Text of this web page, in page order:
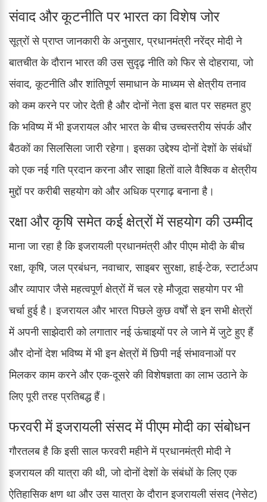
संवाद और कूटनीति पर भारत का विशेष जोर
सूत्रों से प्राप्त जानकारी के अनुसार, प्रधानमंत्री नरेंद्र मोदी ने
बातचीत के दौरान भारत की उस सुदृढ़ नीति को फिर से दोहराया, जो
संवाद, कूटनीति और शांतिपूर्ण समाधान के माध्यम से क्षेत्रीय तनाव
को कम करने पर जोर देती है और दोनों नेता इस बात पर सहमत हुए
कि भविष्य में भी इजरायल और भारत के बीच उच्चस्तरीय संपर्क और
बैठकों का सिलसिला जारी रहेगा। इसका उद्देश्य दोनों देशों के संबंधों
को एक नई गति प्रदान करना और साझा हितों वाले वैश्विक व क्षेत्रीय
मुद्दों पर करीबी सहयोग को और अधिक प्रगाढ़ बनाना है।
रक्षा और कृषि समेत कई क्षेत्रों में सहयोग की उम्मीद
माना जा रहा है कि इजरायली प्रधानमंत्री और पीएम मोदी के बीच
रक्षा, कृषि, जल प्रबंधन, नवाचार, साइबर सुरक्षा, हाई-टेक, स्टार्टअप
और व्यापार जैसे महत्वपूर्ण क्षेत्रों में चल रहे मौजूदा सहयोग पर भी
चर्चा हुई है। इजरायल और भारत पिछले कुछ वर्षों से इन सभी क्षेत्रों
में अपनी साझेदारी को लगातार नई ऊंचाइयों पर ले जाने में जुटे हुए हैं
और दोनों देश भविष्य में भी इन क्षेत्रों में छिपी नई संभावनाओं पर
मिलकर काम करने और एक-दूसरे की विशेषज्ञता का लाभ उठाने के
लिए पूरी तरह प्रतिबद्ध हैं।
फरवरी में इजरायली संसद में पीएम मोदी का संबोधन
गौरतलब है कि इसी साल फरवरी महीने में प्रधानमंत्री मोदी ने
इजरायल की यात्रा की थी, जो दोनों देशों के संबंधों के लिए एक
ऐतिहासिक क्षण था और उस यात्रा के दौरान इजरायली संसद (नेसेट)